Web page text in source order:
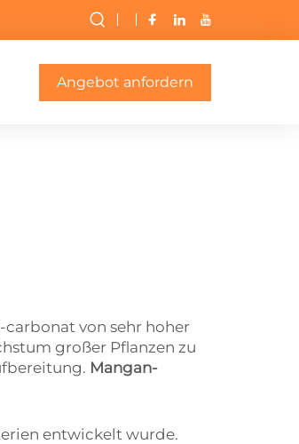
Angebot anfordern
carbonat von sehr hoher
großer Pflanzen zu
Mangan-
entwickelt wurde.